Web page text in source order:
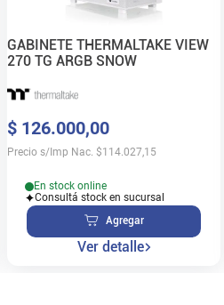
GABINETE THERMALTAKE VIEW
270 TG ARGB SNOW
$ 126.000,00
Precio s/Imp Nac. $114.027,15
En stock online
Consultá stock en sucursal
Agregar
Ver detalle